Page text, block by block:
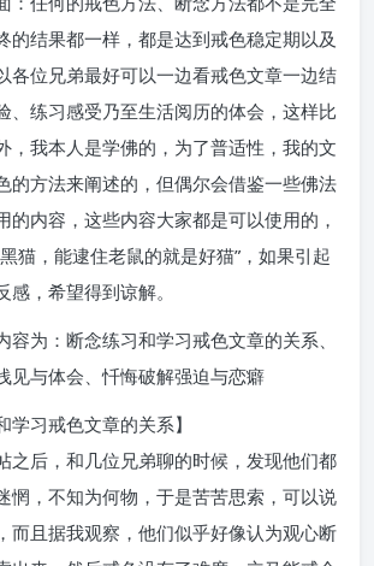
的结果都一样，都是达到戒色稳定期以及
各位兄弟最好可以一边看戒色文章一边结
、练习感受乃至生活阅历的体会，这样比
，我本人是学佛的，为了普适性，我的文
的方法来阐述的，但偶尔会借鉴一些佛法
的内容，这些内容大家都是可以使用的，
猫，能逮住老鼠的就是好猫”，如果引起
，希望得到谅解。
容为：断念练习和学习戒色文章的关系、
见与体会、忏悔破解强迫与恋癖
学习戒色文章的关系】
之后，和几位兄弟聊的时候，发现他们都
惘，不知为何物，于是苦苦思索，可以说
而且据我观察，他们似乎好像认为观心断